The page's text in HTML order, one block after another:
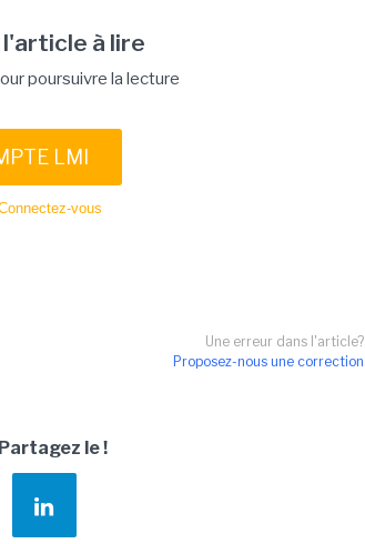
à lire
poursuivre la lecture
LMI
vous
Une erreur dans l'article?
Proposez-nous une correction
Partagez le !